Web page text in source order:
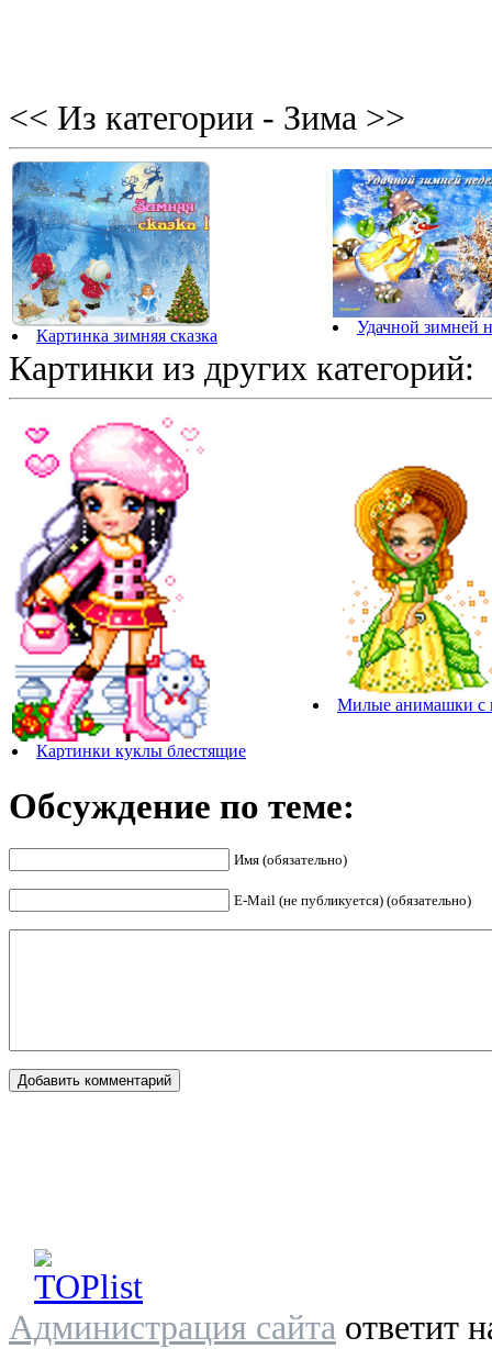
<< Из категории - Зима >>
Картинка зимняя сказка Удачной зимней
Картинки из других категорий:
Картинки куклы блестящие
Милые анимашки с
Обсуждение по теме:
Имя (обязательно)
E-Mail (не публикуется) (обязательно)
Администрация сайта ответит